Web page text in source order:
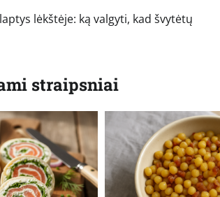
lėkštėje: ką valgyti, kad švytėtų
straipsniai